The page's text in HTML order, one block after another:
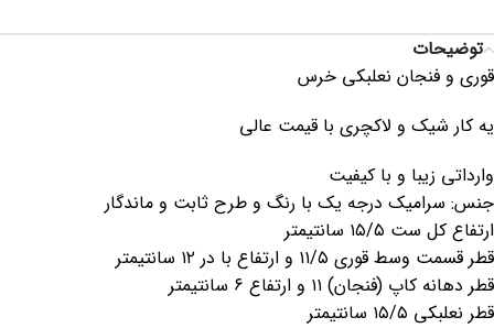
توضیحات
قوری و فنجان نعلبکی خرس
یه کار شیک و لاکچری با قیمت عالی
وارداتی زیبا و با کیفیت
جنس: سرامیک درجه یک با رنگ و طرح ثابت و ماندگار
ارتفاع کل ست ۱۵/۵ سانتیمتر
قطر قسمت وسط قوری ۱۱/۵ و ارتفاع با در ۱۲ سانتیمتر
قطر دهانه کاپ (فنجان) ۱۱ و ارتفاع ۶ سانتیمتر
قطر نعلبکی ۱۵/۵ سانتیمتر